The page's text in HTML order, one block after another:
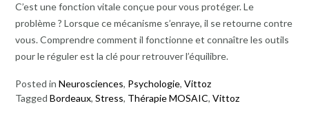
C’est une fonction vitale conçue pour vous protéger. Le
problème ? Lorsque ce mécanisme s’enraye, il se retourne contre
vous. Comprendre comment il fonctionne et connaître les outils
pour le réguler est la clé pour retrouver l’équilibre.
Posted in Neurosciences, Psychologie, Vittoz
Tagged Bordeaux, Stress, Thérapie MOSAIC, Vittoz